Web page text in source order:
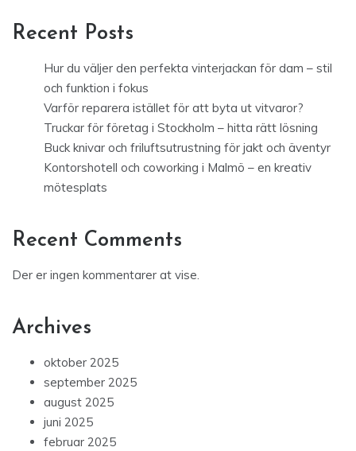
Recent Posts
Hur du väljer den perfekta vinterjackan för dam – stil
och funktion i fokus
Varför reparera istället för att byta ut vitvaror?
Truckar för företag i Stockholm – hitta rätt lösning
Buck knivar och friluftsutrustning för jakt och äventyr
Kontorshotell och coworking i Malmö – en kreativ
mötesplats
Recent Comments
Der er ingen kommentarer at vise.
Archives
oktober 2025
september 2025
august 2025
juni 2025
februar 2025